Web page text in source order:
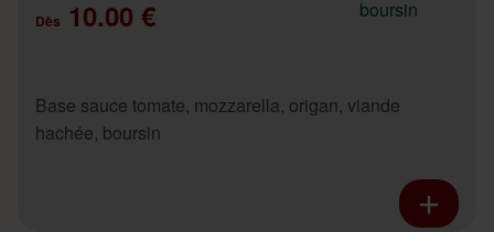
Dès 10.00 €
Base sauce tomate, mozzarella, origan, viande
hachée, boursin